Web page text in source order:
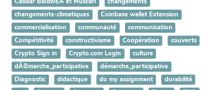
changements-climatiques
Coinbase wallet Extension
commercialisation
communauté
communication
Compétitivité
constructivisme Coopération
couverts
Crypto Sign in
Crypto.com Login
culture
dÃ©marche_participative
démarche_participative
Diagnostic
didactique do my assignment
durabilité